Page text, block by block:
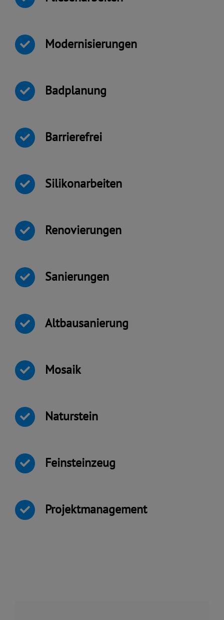
Modernisierungen
Badplanung
Barrierefrei
Silikonarbeiten
Renovierungen
Sanierungen
Altbausanierung
Mosaik
Naturstein
Feinsteinzeug
Projektmanagement